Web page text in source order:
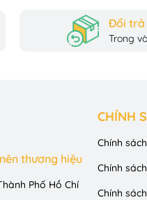
Đổi trả
Trong
thương hiệu
Phố Hồ Chí
CHÍNH
Chính
Chính
Chính